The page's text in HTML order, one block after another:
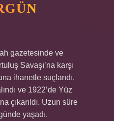
gazetesinde ve
Savaşı’na karşı
ihanetle suçlandı.
​​ve 1922’de Yüz
çıkarıldı. Uzun süre
yaşadı.